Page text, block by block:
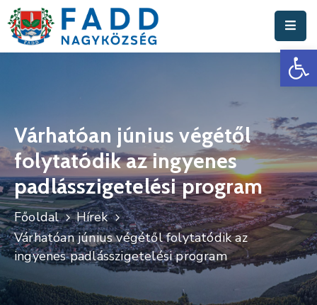
Hivatal
Fadd
Nagyközség
Turisztika
Választási
Információk
Események
Várhatóan június végétől
folytatódik az ingyenes
padlásszigetelési program
Főoldal
Hírek
Várhatóan június végétől folytatódik az
ingyenes padlásszigetelési program